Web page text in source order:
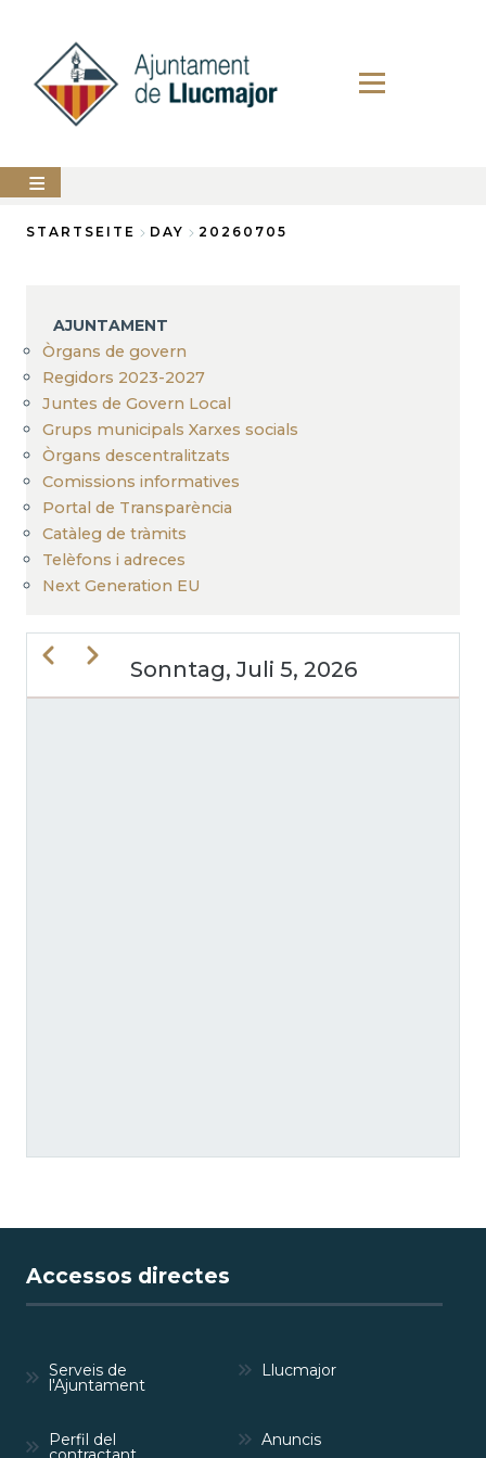
AJUNTAMENT
SERVEIS
MUNICIPALS
PERFIL
DEL
CONTRACTANT
ANUNCIS
STARTSEITE DAY 20260705
AJUNTAMENT
Òrgans de govern
Regidors 2023-2027
Juntes de Govern Local
Grups municipals Xarxes socials
Òrgans descentralitzats
Comissions informatives
Portal de Transparència
Catàleg de tràmits
Telèfons i adreces
Next Generation EU
Sonntag, Juli 5, 2026
ZurückWeiter
Accessos directes
Serveis de
l'Ajuntament
Llucmajor
Perfil del Anuncis